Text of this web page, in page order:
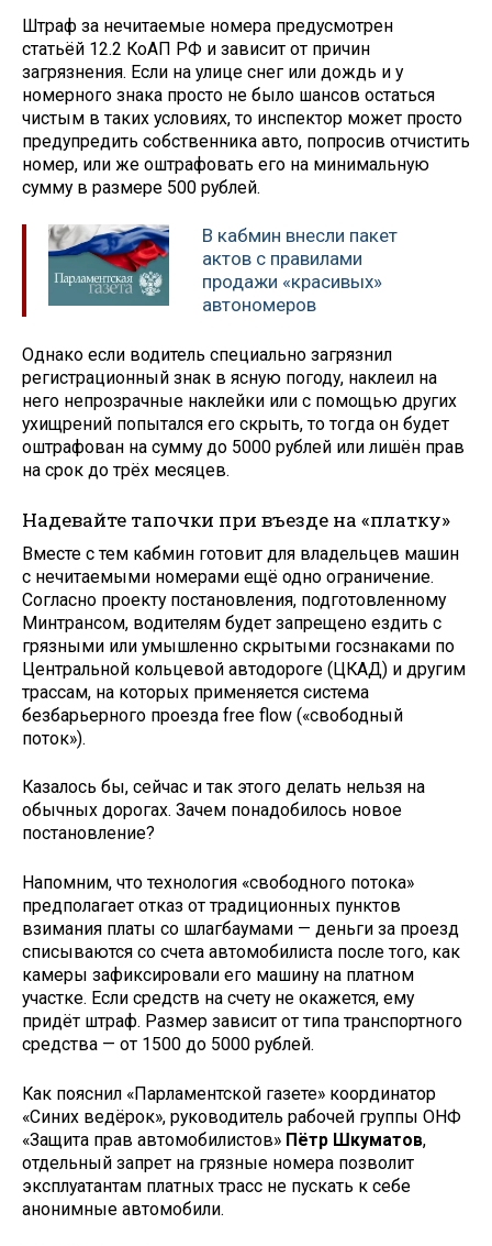
Штраф за нечитаемые номера предусмотрен
статьёй 12.2 КоАП РФ и зависит от причин
загрязнения. Если на улице снег или дождь и у
номерного знака просто не было шансов остаться
чистым в таких условиях, то инспектор может просто
предупредить собственника авто, попросив отчистить
номер, или же оштрафовать его на минимальную
сумму в размере 500 рублей.
В кабмин внесли пакет
актов с правилами
продажи «красивых»
автономеров
Однако если водитель специально загрязнил
регистрационный знак в ясную погоду, наклеил на
него непрозрачные наклейки или с помощью других
ухищрений попытался его скрыть, то тогда он будет
оштрафован на сумму до 5000 рублей или лишён прав
на срок до трёх месяцев.
Надевайте тапочки при въезде на «платку»
Вместе с тем кабмин готовит для владельцев машин
с нечитаемыми номерами ещё одно ограничение.
Согласно проекту постановления, подготовленному
Минтрансом, водителям будет запрещено ездить с
грязными или умышленно скрытыми госзнаками по
Центральной кольцевой автодороге (ЦКАД) и другим
трассам, на которых применяется система
безбарьерного проезда free flow («свободный
поток»).
Казалось бы, сейчас и так этого делать нельзя на
обычных дорогах. Зачем понадобилось новое
постановление?
Напомним, что технология «свободного потока»
предполагает отказ от традиционных пунктов
взимания платы со шлагбаумами — деньги за проезд
списываются со счета автомобилиста после того, как
камеры зафиксировали его машину на платном
участке. Если средств на счету не окажется, ему
придёт штраф. Размер зависит от типа транспортного
средства — от 1500 до 5000 рублей.
Как пояснил «Парламентской газете» координатор
«Синих ведёрок», руководитель рабочей группы ОНФ
«Защита прав автомобилистов» Пётр Шкуматов,
отдельный запрет на грязные номера позволит
эксплуатантам платных трасс не пускать к себе
анонимные автомобили.